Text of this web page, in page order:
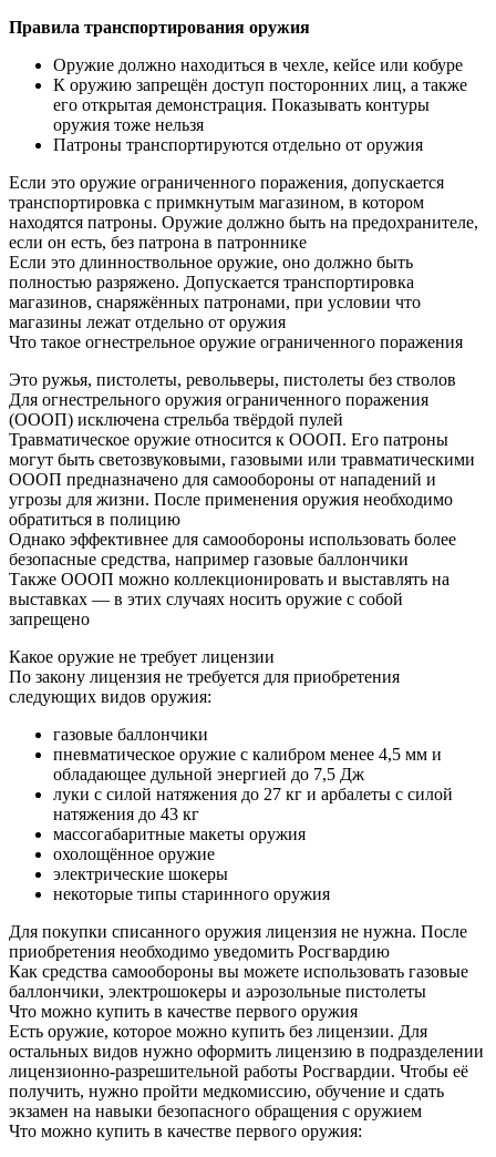
Правила транспортирования оружия
Оружие должно находиться в чехле, кейсе или кобуре
К оружию запрещён доступ посторонних лиц, а также
его открытая демонстрация. Показывать контуры
оружия тоже нельзя
Патроны транспортируются отдельно от оружия
Если это оружие ограниченного поражения, допускается
транспортировка с примкнутым магазином, в котором
находятся патроны. Оружие должно быть на предохранителе,
если он есть, без патрона в патроннике
Если это длинноствольное оружие, оно должно быть
полностью разряжено. Допускается транспортировка
магазинов, снаряжённых патронами, при условии что
магазины лежат отдельно от оружия
Что такое огнестрельное оружие ограниченного поражения
Это ружья, пистолеты, револьверы, пистолеты без стволов
Для огнестрельного оружия ограниченного поражения
(ОООП) исключена стрельба твёрдой пулей
Травматическое оружие относится к ОООП. Его патроны
могут быть светозвуковыми, газовыми или травматическими
ОООП предназначено для самообороны от нападений и
угрозы для жизни. После применения оружия необходимо
обратиться в полицию
Однако эффективнее для самообороны использовать более
безопасные средства, например газовые баллончики
Также ОООП можно коллекционировать и выставлять на
выставках — в этих случаях носить оружие с собой
запрещено
Какое оружие не требует лицензии
По закону лицензия не требуется для приобретения
следующих видов оружия:
газовые баллончики
пневматическое оружие с калибром менее 4,5 мм и
обладающее дульной энергией до 7,5 Дж
луки с силой натяжения до 27 кг и арбалеты с силой
натяжения до 43 кг
массогабаритные макеты оружия
охолощённое оружие
электрические шокеры
некоторые типы старинного оружия
Для покупки списанного оружия лицензия не нужна. После
приобретения необходимо уведомить Росгвардию
Как средства самообороны вы можете использовать газовые
баллончики, электрошокеры и аэрозольные пистолеты
Что можно купить в качестве первого оружия
Есть оружие, которое можно купить без лицензии. Для
остальных видов нужно оформить лицензию в подразделении
лицензионно-разрешительной работы Росгвардии. Чтобы её
получить, нужно пройти медкомиссию, обучение и сдать
экзамен на навыки безопасного обращения с оружием
Что можно купить в качестве первого оружия: